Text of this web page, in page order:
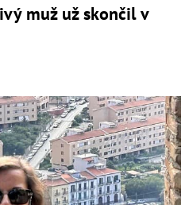
muž už skončil v